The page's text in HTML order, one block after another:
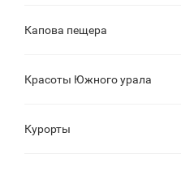
Капова пещера
Красоты Южного урала
Курорты